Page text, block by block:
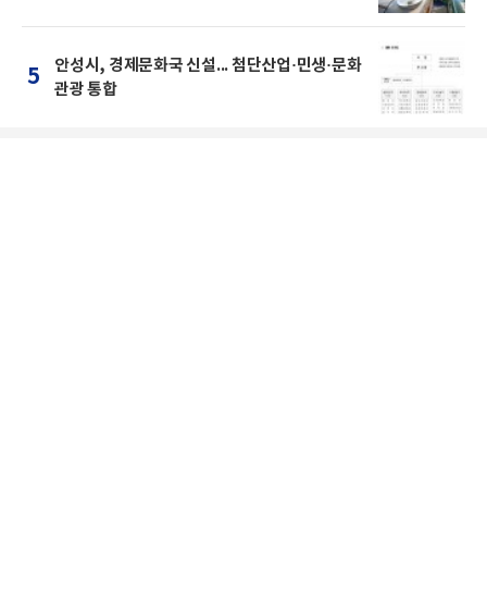
5
안성시, 경제문화국 신설... 첨단산업·민생·문화
관광 통합